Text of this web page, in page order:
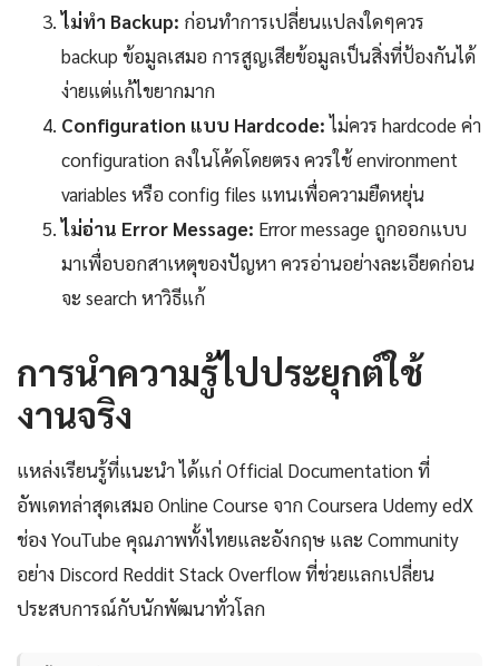
ไม่ทำ Backup: ก่อนทำการเปลี่ยนแปลงใดๆควร
backup ข้อมูลเสมอ การสูญเสียข้อมูลเป็นสิ่งที่ป้องกันได้
ง่ายแต่แก้ไขยากมาก
Configuration แบบ Hardcode:ไม่ควร hardcode ค่า
configuration ลงในโค้ดโดยตรง ควรใช้ environment
variables หรือ config files แทนเพื่อความยืดหยุ่น
ไม่อ่าน Error Message: Error message ถูกออกแบบ
มาเพื่อบอกสาเหตุของปัญหา ควรอ่านอย่างละเอียดก่อน
จะ search หาวิธีแก้
การนำความรู้ไปประยุกต์ใช้
งานจริง
แหล่งเรียนรู้ที่แนะนำ ได้แก่ Official Documentation ที่
อัพเดทล่าสุดเสมอ Online Course จาก Coursera Udemy edX
ช่อง YouTube คุณภาพทั้งไทยและอังกฤษ และ Community
อย่าง Discord Reddit Stack Overflow ที่ช่วยแลกเปลี่ยน
ประสบการณ์กับนักพัฒนาทั่วโลก